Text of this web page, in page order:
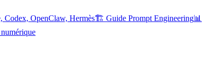
Codex, OpenClaw, Hermès🏗️ Guide Prompt Engineering📊